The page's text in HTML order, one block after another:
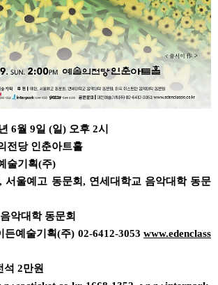
6월 9일 (일) 오후 2시
전당 인춘아트홀
술기획(주)
서울예고 동문회, 연세대학교 음악대학 동문
악대학 동문회
든예술기획(주) 02-6412-3053 www.edenclass
석 2만원